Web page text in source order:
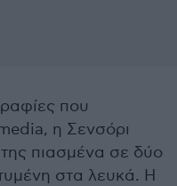
που
η Σενσόρι
πιασμένα σε δύο
στα λευκά. Η